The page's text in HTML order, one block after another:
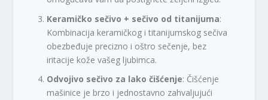
Keramičko sečivo + sečivo od titanijuma:
Kombinacija keramičkog i titanijumskog sečiva
obezbeđuje precizno i oštro sečenje, bez
iritacije kože vašeg ljubimca.
Odvojivo sečivo za lako čišćenje: Čišćenje
mašinice je brzo i jednostavno zahvaljujući